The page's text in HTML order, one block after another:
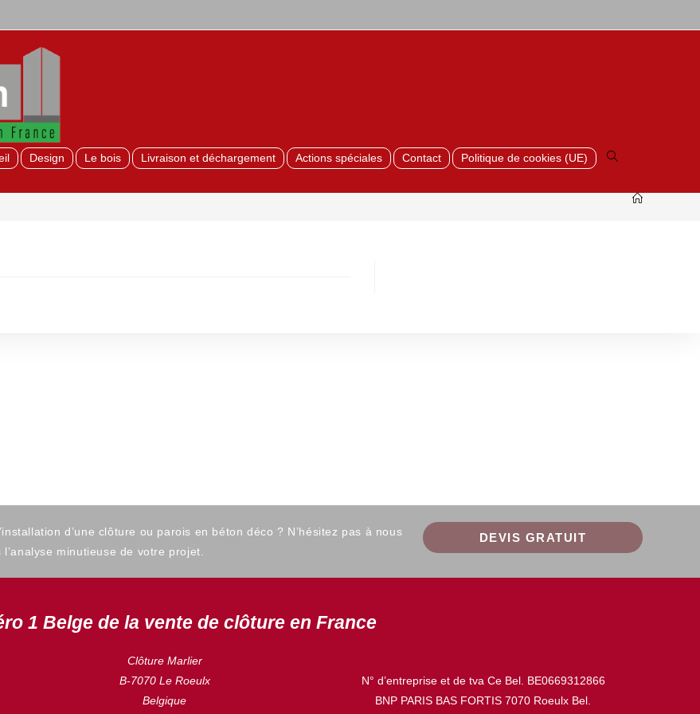
Design Le bois Livraison et déchargement Actions spéciales Contact Politique de cookies (UE)
Toggle
website
search
d’une clôture ou parois en béton déco ? N’hésitez pas à nous
minutieuse de votre projet.
DEVIS GRATUIT
1 Belge de la vente de clôture en France
Clôture Marlier
B-7070 Le Roeulx
Belgique
N° d’entreprise et de tva Ce Bel. BE0669312866
BNP PARIS BAS FORTIS 7070 Roeulx Bel.